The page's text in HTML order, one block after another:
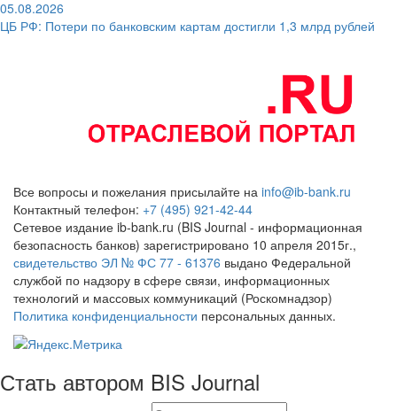
05.08.2026
ЦБ РФ: Потери по банковским картам достигли 1,3 млрд рублей
Все вопросы и пожелания присылайте на info@ib-bank.ru
Контактный телефон: +7 (495) 921-42-44
Сетевое издание ib-bank.ru (BIS Journal - информационная
безопасность банков) зарегистрировано 10 апреля 2015г.,
свидетельство ЭЛ № ФС 77 - 61376 выдано Федеральной
службой по надзору в сфере связи, информационных
технологий и массовых коммуникаций (Роскомнадзор)
Политика конфиденциальности персональных данных.
Стать автором BIS Journal